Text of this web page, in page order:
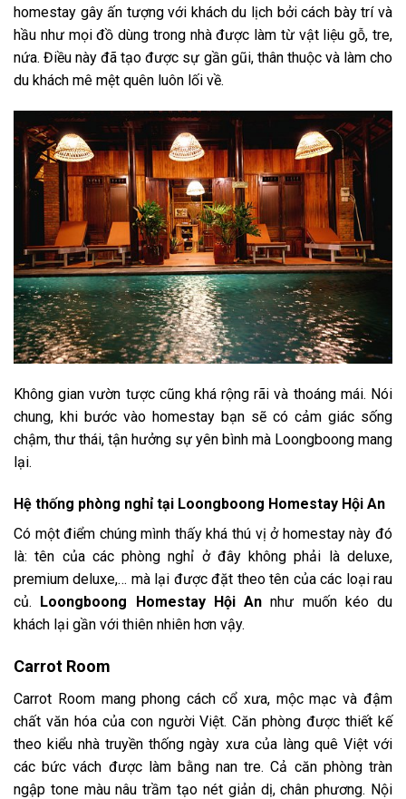
homestay gây ấn tượng với khách du lịch bởi cách bày trí và
hầu như mọi đồ dùng trong nhà được làm từ vật liệu gỗ, tre,
nứa. Điều này đã tạo được sự gần gũi, thân thuộc và làm cho
du khách mê mệt quên luôn lối về.
Không gian vườn tược cũng khá rộng rãi và thoáng mái. Nói
chung, khi bước vào homestay bạn sẽ có cảm giác sống
chậm, thư thái, tận hưởng sự yên bình mà Loongboong mang
lại.
Hệ thống phòng nghỉ tại Loongboong Homestay Hội An
Có một điểm chúng mình thấy khá thú vị ở homestay này đó
là: tên của các phòng nghỉ ở đây không phải là deluxe,
premium deluxe,… mà lại được đặt theo tên của các loại rau
củ. Loongboong Homestay Hội An như muốn kéo du
khách lại gần với thiên nhiên hơn vậy.
Carrot Room
Carrot Room mang phong cách cổ xưa, mộc mạc và đậm
chất văn hóa của con người Việt. Căn phòng được thiết kế
theo kiểu nhà truyền thống ngày xưa của làng quê Việt với
các bức vách được làm bằng nan tre. Cả căn phòng tràn
ngập tone màu nâu trầm tạo nét giản dị, chân phương. Nội